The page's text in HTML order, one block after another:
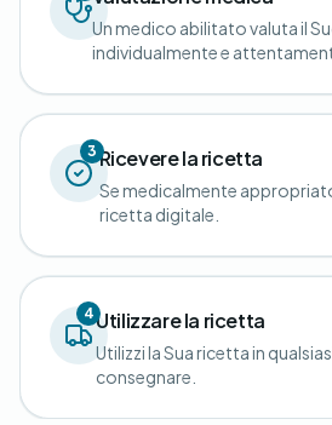
Un medico abilitato valuta il
individualmente e
3Ricevere la ricetta
Se medicalmente
ricetta digitale.
4Utilizzare la ricetta
Utilizzi la Sua ricetta in
consegnare.